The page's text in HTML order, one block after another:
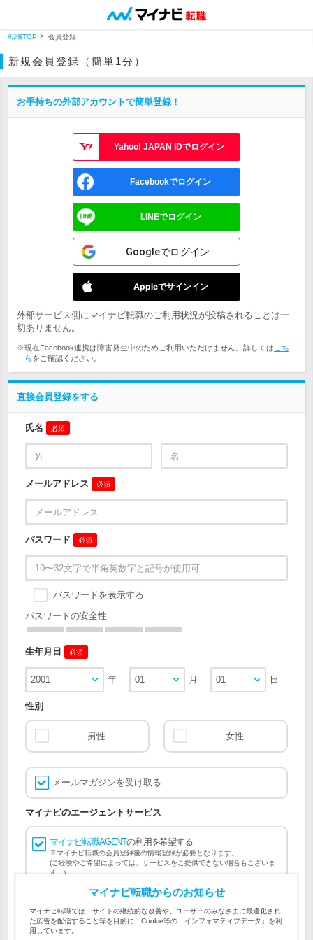
転職TOP 会員登録
新規会員登録（簡単1分）
お手持ちの外部アカウントで簡単登録！
Yahoo! JAPAN IDでログイン
Facebookでログイン
LINEでログイン
Googleでログイン
Appleでサインイン
外部サービス側にマイナビ転職のご利用状況が投稿されることは一
切ありません。
※現在Facebook連携は障害発生中のためご利用いただけません。詳しくは こち
らをご確認ください。
直接会員登録をする
氏名 必須
メールアドレス 必須
パスワード 必須
パスワードを表示する
パスワードの安全性
生年月日 必須
2001 年 01 月 01 日
性別
男性 女性
メールマガジンを受け取る
マイナビのエージェントサービス
マイナビ転職AGENTの利用を希望する
※マイナビ転職の会員登録後の情報登録が必要となります。
(ご経験やご希望によっては、サービスをご提供できない場合もございま
す。)
会員登録には マイナビ転職 会員規約
マイナビ転職AGENT
会員規約、マイナビ転職AGENT 個人情報の取り扱い および
個人情報の取り扱い
マイナビ転職からのお知らせ
マイナビ転職では、サイトの継続的な改善や、ユーザーのみなさまに最適化され
た広告を配信すること等を目的に、Cookie等の「インフォマティブデータ」を利
用しています。